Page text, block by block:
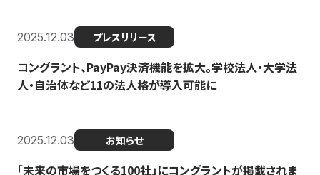
2025.12.03 プレスリリース
コングラント、PayPay決済機能を拡大。学校法人・大学法
人・自治体など11の法人格が導入可能に
2025.12.03 お知らせ
「未来の市場をつくる100社」にコングラントが掲載されま